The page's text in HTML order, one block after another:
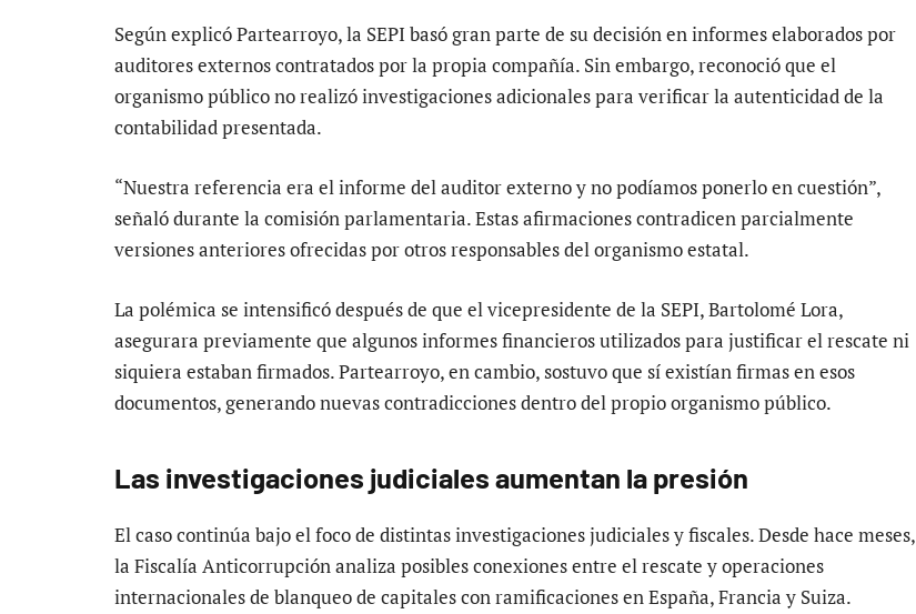
Según explicó Partearroyo, la SEPI basó gran parte de su decisión en informes elaborados por
auditores externos contratados por la propia compañía. Sin embargo, reconoció que el
organismo público no realizó investigaciones adicionales para verificar la autenticidad de la
contabilidad presentada.
“Nuestra referencia era el informe del auditor externo y no podíamos ponerlo en cuestión”,
señaló durante la comisión parlamentaria. Estas afirmaciones contradicen parcialmente
versiones anteriores ofrecidas por otros responsables del organismo estatal.
La polémica se intensificó después de que el vicepresidente de la SEPI, Bartolomé Lora,
asegurara previamente que algunos informes financieros utilizados para justificar el rescate ni
siquiera estaban firmados. Partearroyo, en cambio, sostuvo que sí existían firmas en esos
documentos, generando nuevas contradicciones dentro del propio organismo público.
Las investigaciones judiciales aumentan la presión
El caso continúa bajo el foco de distintas investigaciones judiciales y fiscales. Desde hace meses,
la Fiscalía Anticorrupción analiza posibles conexiones entre el rescate y operaciones
internacionales de blanqueo de capitales con ramificaciones en España, Francia y Suiza.